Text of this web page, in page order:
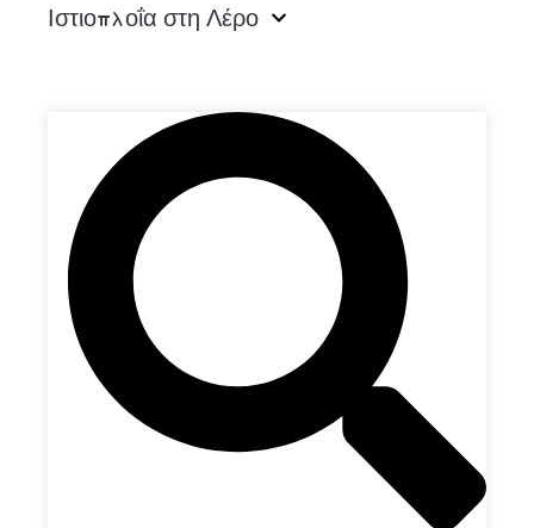
Ιστιοπλοΐα στη Λέρο